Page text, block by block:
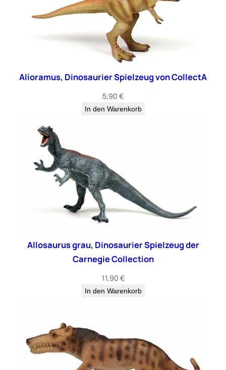
d
Alioramus, Dinosaurier Spielzeug von CollectA
5,90 €
In den Warenkorb
Allosaurus grau, Dinosaurier Spielzeug der
Carnegie Collection
11,90 €
In den Warenkorb